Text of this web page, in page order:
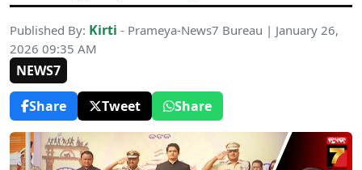
Published By: Kirti - Prameya-News7 Bureau | January 26,
2026 09:35 AM
NEWS7
Share
Tweet Share